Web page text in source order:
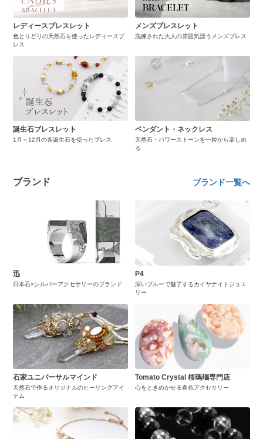
レディースブレスレット
色とりどりの天然石を使ったレディースブ
レス
メンズブレスレット
洗練された大人の雰囲気漂うメンズブレス
誕生石ブレスレット
1月～12月の各誕生石を使ったブレス
ペンダント・ネックレス
天然石・パワーストーンを一粒から楽しめ
る
ブランド ブランド一覧へ
迅
日本石×シルバーアクセサリーのブランド
P4
深いブルーで魅了するカイヤナイトジュエ
リー
石家ユニバーサルマインド
天然石で作るオリジナルのヒーリングアイ
テム
Tomato Crystal 桜瑪瑙専門店
心をときめかせる春色アクセサリー